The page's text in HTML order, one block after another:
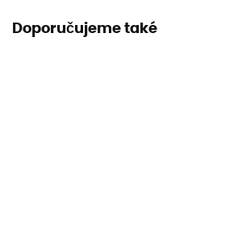
Doporučujeme také